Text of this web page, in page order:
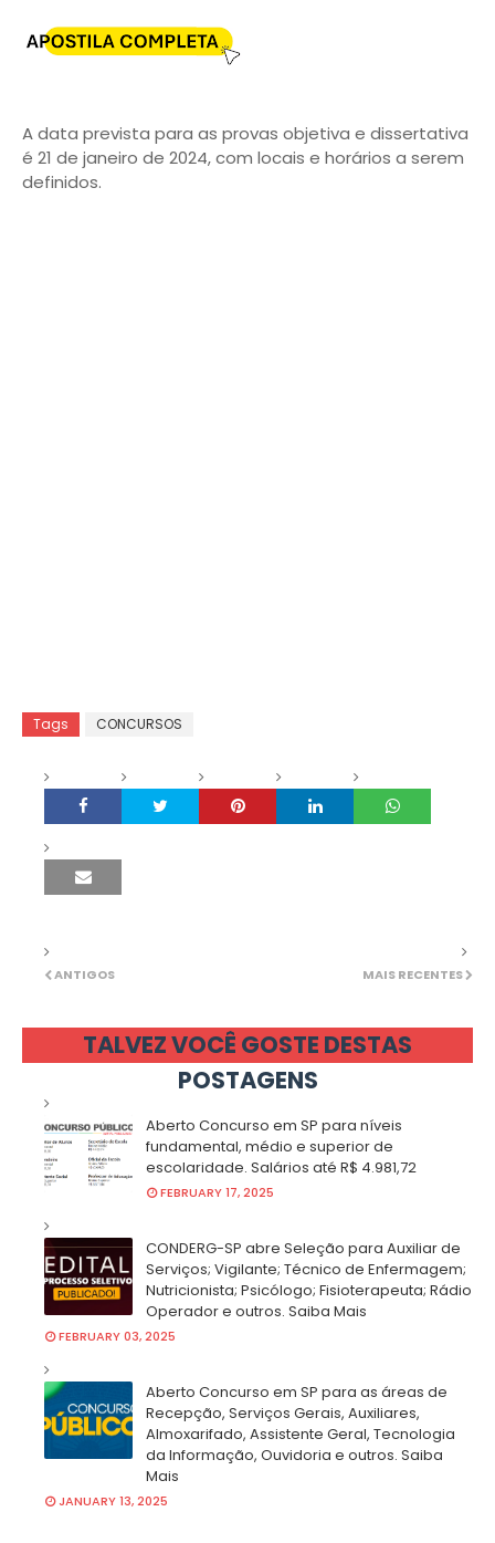
A data prevista para as provas objetiva e dissertativa
é 21 de janeiro de 2024, com locais e horários a serem
definidos.
Tags CONCURSOS
MAIS RECENTES
ANTIGOS
TALVEZ VOCÊ GOSTE DESTAS
POSTAGENS
Aberto Concurso em SP para níveis
fundamental, médio e superior de
escolaridade. Salários até R$ 4.981,72
FEBRUARY 17, 2025
CONDERG-SP abre Seleção para Auxiliar de
Serviços; Vigilante; Técnico de Enfermagem;
Nutricionista; Psicólogo; Fisioterapeuta; Rádio
Operador e outros. Saiba Mais
FEBRUARY 03, 2025
Aberto Concurso em SP para as áreas de
Recepção, Serviços Gerais, Auxiliares,
Almoxarifado, Assistente Geral, Tecnologia
da Informação, Ouvidoria e outros. Saiba
Mais
JANUARY 13, 2025